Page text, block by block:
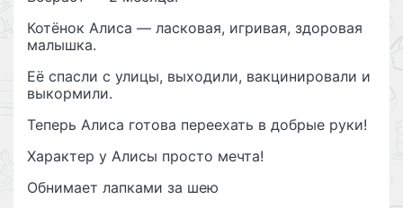
Котёнок Алиса — ласковая, игривая, здоровая
малышка.
Её спасли с улицы, выходили, вакцинировали и
выкормили.
Теперь Алиса готова переехать в добрые руки!
Характер у Алисы просто мечта!
Обнимает лапками за шею